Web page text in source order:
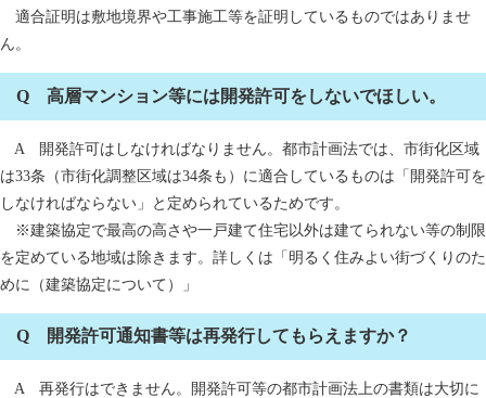
適合証明は敷地境界や工事施工等を証明しているものではありませ
ん。
Q 高層マンション等には開発許可をしないでほしい。
A 開発許可はしなければなりません。都市計画法では、市街化区域
は33条（市街化調整区域は34条も）に適合しているものは「開発許可を
しなければならない」と定められているためです。
※建築協定で最高の高さや一戸建て住宅以外は建てられない等の制限
を定めている地域は除きます。詳しくは「明るく住みよい街づくりのた
めに（建築協定について）」
Q 開発許可通知書等は再発行してもらえますか？
A 再発行はできません。開発許可等の都市計画法上の書類は大切に